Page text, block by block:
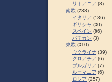
リトアニア (8)
南欧 (238)
イタリア (136)
ギリシャ (30)
スペイン (86)
バチカン (3)
東欧 (310)
ウクライナ (39)
クロアチア (6)
ブルガリア (7)
ルーマニア (6)
ロシア (257)